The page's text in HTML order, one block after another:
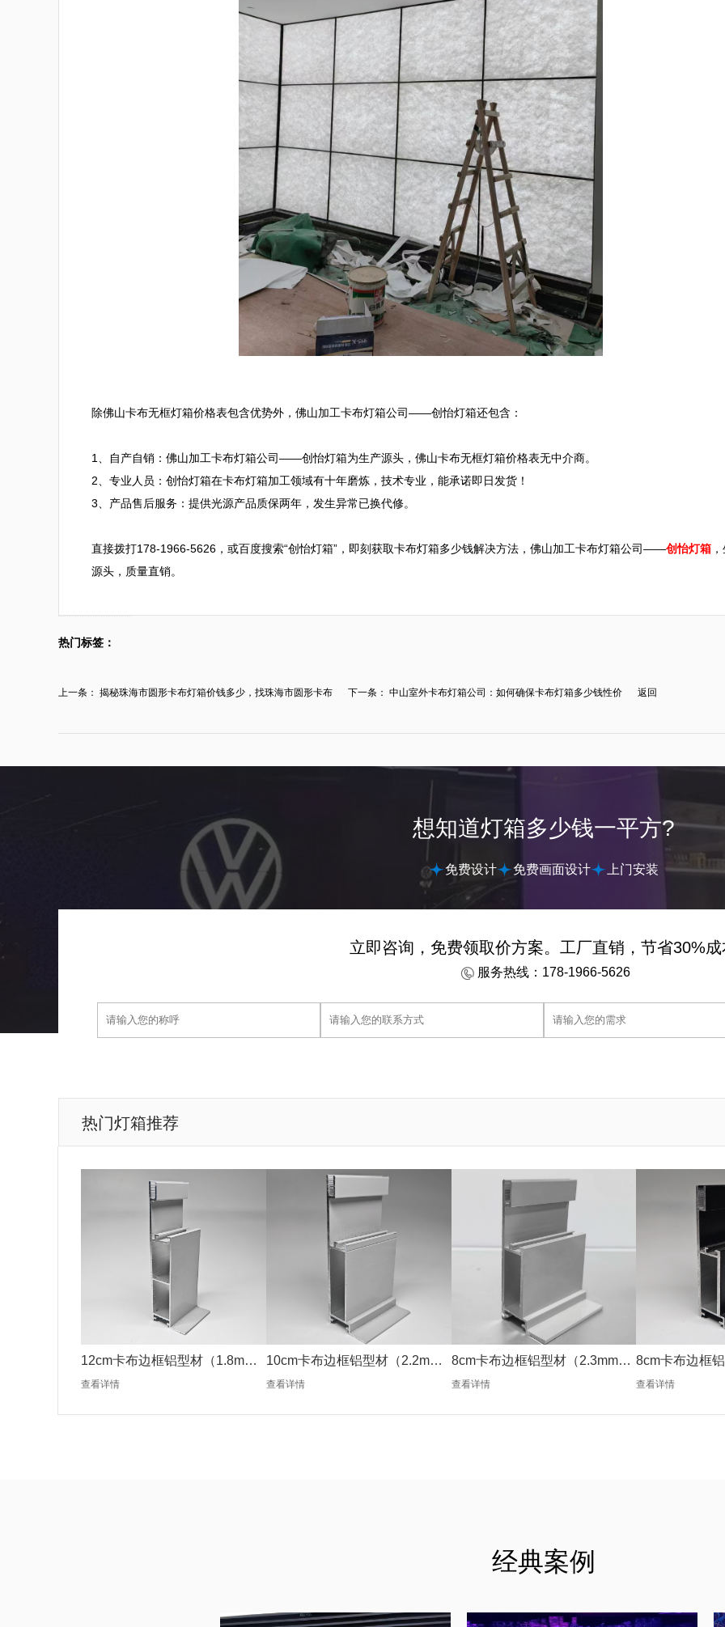
除佛山卡布无框灯箱价格表包含优势外，佛山加工卡布灯箱公司——创怡灯箱还包含：
1、自产自销：佛山加工卡布灯箱公司——创怡灯箱为生产源头，佛山卡布无框灯箱价格表无中介商。
2、专业人员：创怡灯箱在卡布灯箱加工领域有十年磨炼，技术专业，能承诺即日发货！
3、产品售后服务：提供光源产品质保两年，发生异常已换代修。
直接拨打178-1966-5626，或百度搜索“创怡灯箱”，即刻获取卡布灯箱多少钱解决方法，佛山加工卡布灯箱公司——创怡灯箱
源头，质量直销。
热门标签：
上一条： 揭秘珠海市圆形卡布灯箱价钱多少，找珠海市圆形卡布
下一条： 中山室外卡布灯箱公司：如何确保卡布灯箱多少钱性价
返回
想知道灯箱多少钱一平方?
免费设计 免费画面设计 上门安装
立即咨询，免费领取价方案。工厂直销，节省30%成
服务热线：178-1966-5626
热门灯箱推荐
12cm卡布边框铝型材（1.8mm
银色）
查看详情
10cm卡布边框铝型材（2.2mm
银色）
查看详情
8cm卡布边框铝型材（2.3mm银
色）
查看详情
8cm卡布边框
色）
查看详情
经典案例